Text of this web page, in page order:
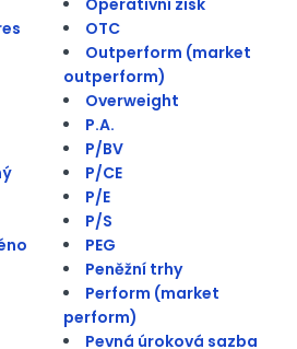
OTC
Outperform (market
outperform)
Overweight
P.A.
P/BV
P/CE
P/E
P/S
PEG
Peněžní trhy
Perform (market
perform)
Pevná úroková sazba